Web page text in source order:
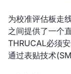
为校准评估板走
之间提供了一个
THRUCAL必须
通过表贴技术